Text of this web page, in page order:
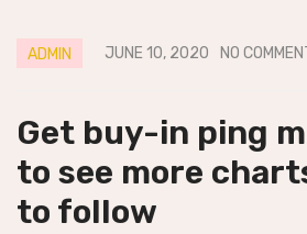
ADMIN JUNE 10, 2020 NO
Get buy-in ping
to see more
to follow